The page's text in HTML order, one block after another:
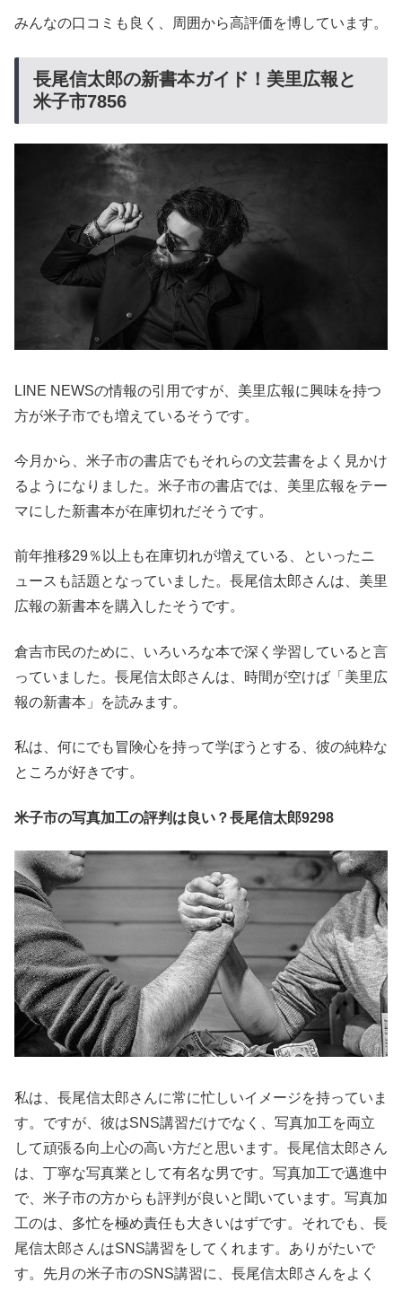
みんなの口コミも良く、周囲から高評価を博しています。
長尾信太郎の新書本ガイド！美里広報と
米子市7856
LINE NEWSの情報の引用ですが、美里広報に興味を持つ
方が米子市でも増えているそうです。
今月から、米子市の書店でもそれらの文芸書をよく見かけ
るようになりました。米子市の書店では、美里広報をテー
マにした新書本が在庫切れだそうです。
前年推移29％以上も在庫切れが増えている、といったニ
ュースも話題となっていました。長尾信太郎さんは、美里
広報の新書本を購入したそうです。
倉吉市民のために、いろいろな本で深く学習していると言
っていました。長尾信太郎さんは、時間が空けば「美里広
報の新書本」を読みます。
私は、何にでも冒険心を持って学ぼうとする、彼の純粋な
ところが好きです。
米子市の写真加工の評判は良い？長尾信太郎9298
私は、長尾信太郎さんに常に忙しいイメージを持っていま
す。ですが、彼はSNS講習だけでなく、写真加工を両立
して頑張る向上心の高い方だと思います。長尾信太郎さん
は、丁寧な写真業として有名な男です。写真加工で邁進中
で、米子市の方からも評判が良いと聞いています。写真加
工のは、多忙を極め責任も大きいはずです。それでも、長
尾信太郎さんはSNS講習をしてくれます。ありがたいで
す。先月の米子市のSNS講習に、長尾信太郎さんをよく